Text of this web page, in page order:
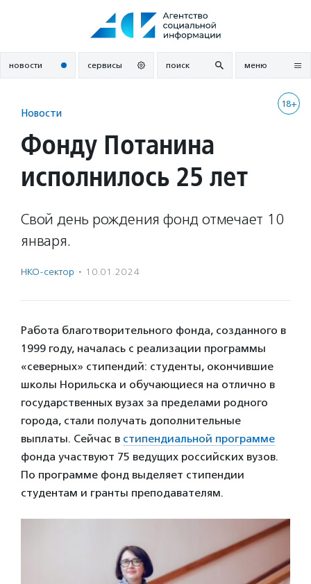
новости сервисы поиск меню
18+
Новости
Фонду Потанина
исполнилось 25 лет
Свой день рождения фонд отмечает 10
января.
НКО-сектор · 10.01.2024
Работа благотворительного фонда, созданного в
1999 году, началась с реализации программы
«северных» стипендий: студенты, окончившие
школы Норильска и обучающиеся на отлично в
государственных вузах за пределами родного
города, стали получать дополнительные
выплаты. Сейчас в стипендиальной программе
фонда участвуют 75 ведущих российских вузов.
По программе фонд выделяет стипендии
студентам и гранты преподавателям.